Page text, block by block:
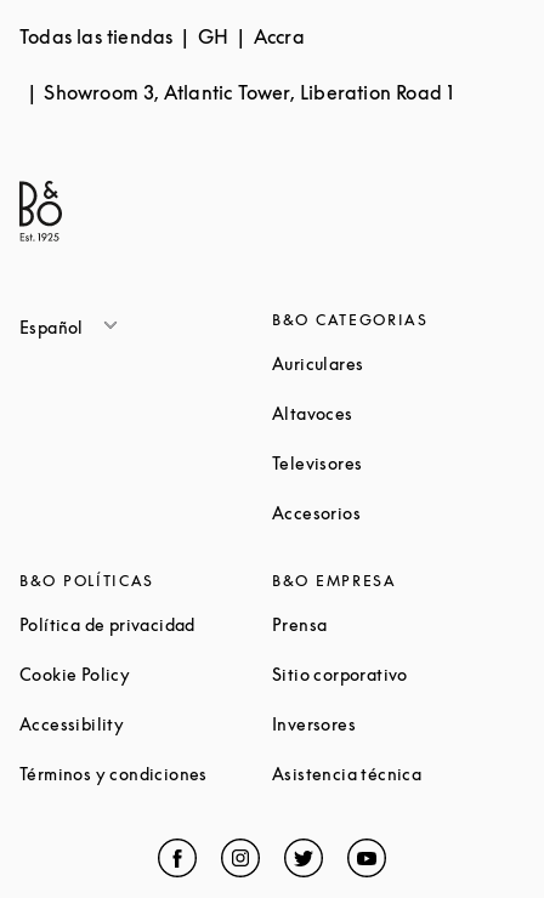
Todas las tiendas GH Accra
Showroom 3, Atlantic Tower, Liberation Road 1
Español B&O CATEGORIAS
Auriculares
Altavoces
Televisores
Accesorios
B&O POLÍTICAS
Política de privacidadLink Opens in New Tab
Cookie PolicyLink Opens in New Tab
AccessibilityLink Opens in New Tab
Términos y condiciones Link Opens in New Tab
B&O EMPRESA
PrensaLink Opens in New Tab
Sitio corporativoLink Opens in
Inversores
Asistencia técnicaLink Opens in
Facebook
Link Opens in New Tab
Instagram
Link Opens in New Tab
TwitterLink Opens in New Tab
YouTubeLink Opens in